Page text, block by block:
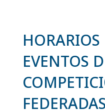
EVENTOS